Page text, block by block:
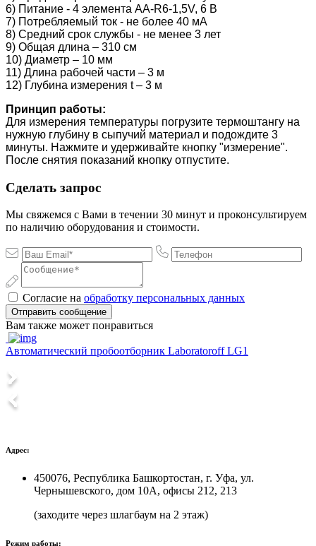
6) Питание - 4 элемента АА-R6-1,5V, 6 В
7) Потребляемый ток - не более 40 мА
8) Средний срок службы - не менее 3 лет
9) Общая длина – 310 см
10) Диаметр – 10 мм
11) Длина рабочей части – 3 м
12) Глубина измерения t – 3 м
Принцип работы:
Для измерения температуры погрузите термоштангу на
нужную глубину в сыпучий материал и подождите 3
минуты. Нажмите и удерживайте кнопку "измерение".
После снятия показаний кнопку отпустите.
Сделать запрос
Мы свяжемся с Вами в течении 30 минут и проконсультируем
по наличию оборудования и стоимости.
Согласие на обработку персональных данных
Отправить сообщение
Вам также может понравиться
Автоматический пробоотборник Laboratoroff LG1
Адрес:
450076, Республика Башкортостан, г. Уфа, ул.
Чернышевского, дом 10А, офисы 212, 213
(заходите через шлагбаум на 2 этаж)
Режим работы: